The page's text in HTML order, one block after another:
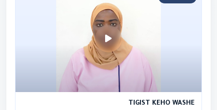
TIGIST KEHO WASHE